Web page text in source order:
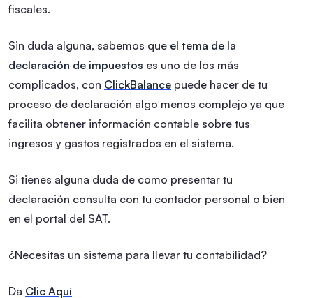
fiscales.
Sin duda alguna, sabemos que el tema de la
declaración de impuestos es uno de los más
complicados, con ClickBalance puede hacer de tu
proceso de declaración algo menos complejo ya que
facilita obtener información contable sobre tus
ingresos y gastos registrados en el sistema.
Si tienes alguna duda de como presentar tu
declaración consulta con tu contador personal o bien
en el portal del SAT.
¿Necesitas un sistema para llevar tu contabilidad?
Da Clic Aquí